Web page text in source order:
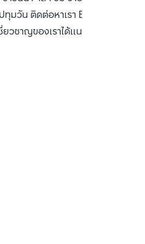
มวัน ติดต่อหาเรา Bangkok
ชาญของเราได้แนะนำคอนโดให้